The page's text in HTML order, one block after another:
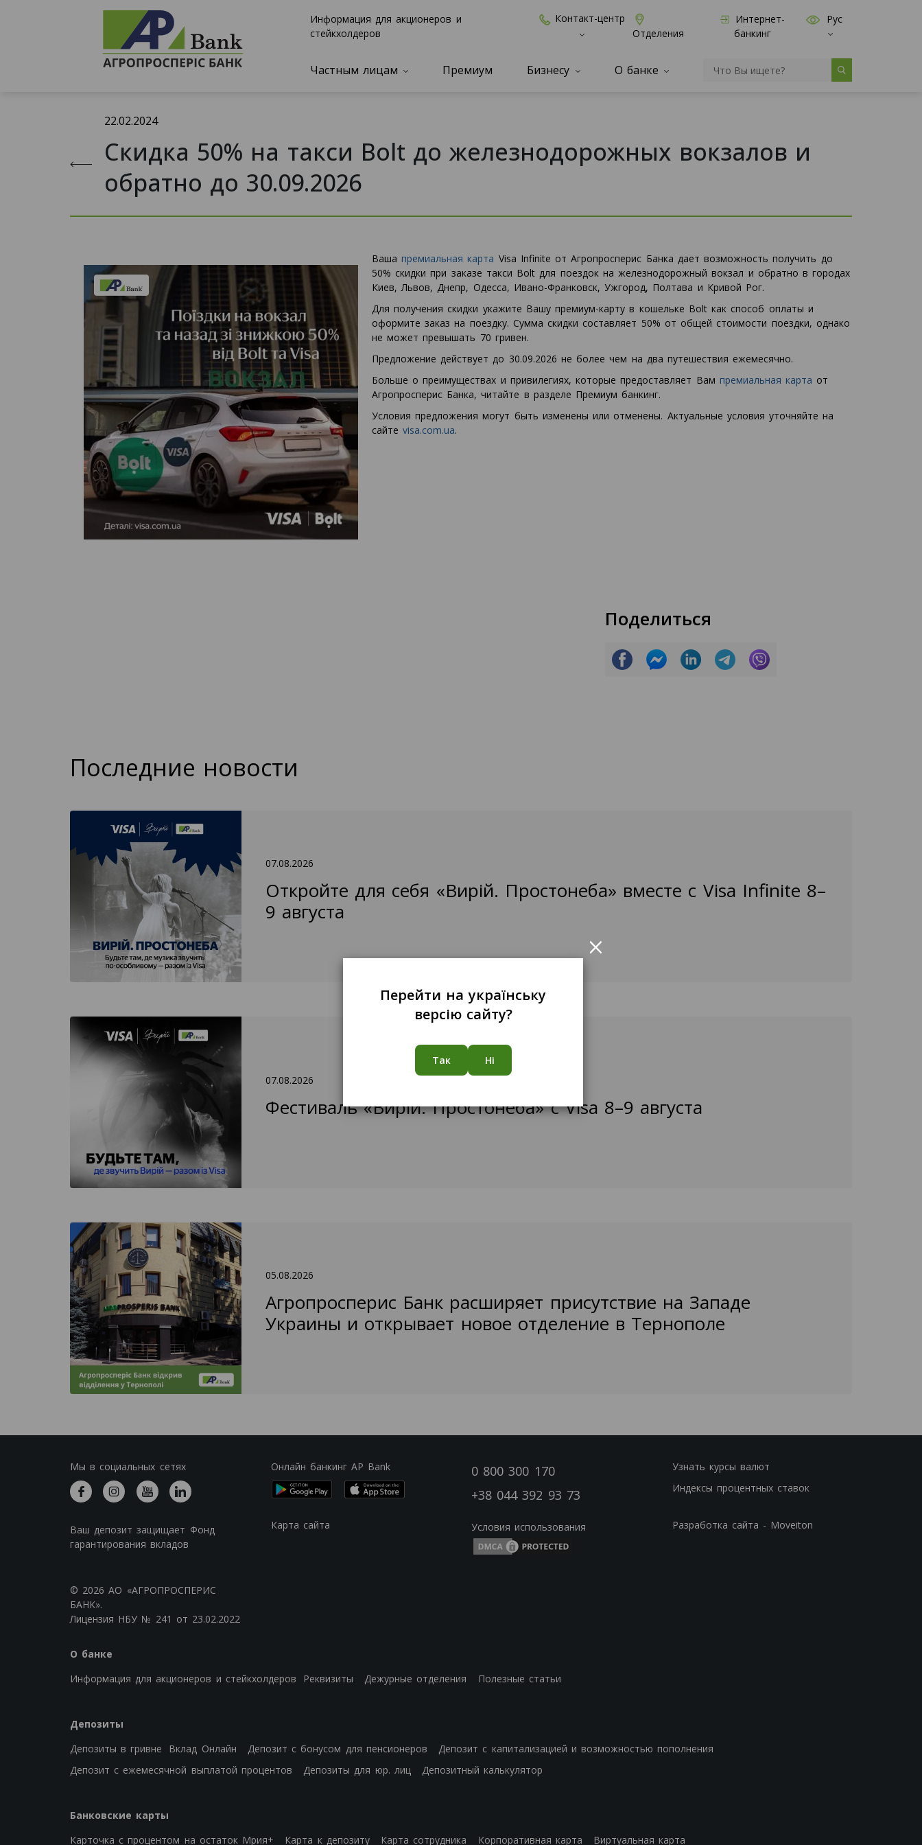
Информация для акционеров и
стейкхолдеров
Контакт-центр
Отделения
Интернет-
банкинг
Рус
Частным лицам Премиум Бизнесу О банке
22.02.2024
Скидка 50% на такси Bolt до железнодорожных вокзалов и
обратно до 30.09.2026
Ваша премиальная карта Visa Infinite от Агропросперис Банка дает возможность получить до
50% скидки при заказе такси Bolt для поездок на железнодорожный вокзал и обратно в городах
Киев, Львов, Днепр, Одесса, Ивано-Франковск, Ужгород, Полтава и Кривой Рог.
Для получения скидки укажите Вашу премиум-карту в кошельке Bolt как способ оплаты и
оформите заказ на поездку. Сумма скидки составляет 50% от общей стоимости поездки, однако
не может превышать 70 гривен.
Предложение действует до 30.09.2026 не более чем на два путешествия ежемесячно.
Больше о преимуществах и привилегиях, которые предоставляет Вам премиальная карта от
Агропросперис Банка, читайте в разделе Премиум банкинг.
Условия предложения могут быть изменены или отменены. Актуальные условия уточняйте на
сайтеvisa.com.ua.
Поделиться
Последние новости
07.08.2026
Откройте для себя «Вирій. Простонеба» вместе с Visa Infinite 8–
9 августа
07.08.2026
Фестиваль «Вирій. Простонеба» с Visa 8–9 августа
05.08.2026
Агропросперис Банк расширяет присутствие на Западе
Украины и открывает новое отделение в Тернополе
0 800 300 170
+38 044 392 93 73
Условия использования
Узнать курсы валют
Индексы процентных ставок
Разработка сайта - Moveiton
Онлайн банкинг AP Bank
Карта сайта
Мы в социальных сетях
Ваш депозит защищает Фонд
гарантирования вкладов
© 2026 АО «АГРОПРОСПЕРИС
БАНК».
Лицензия НБУ № 241 от 23.02.2022
О банке
Информация для акционеров и стейкхолдеров
Реквизиты Дежурные отделения Полезные статьи
Депозиты
Депозиты в гривне
Вклад Онлайн Депозит с бонусом для пенсионеров
Депозит с капитализацией и возможностью пополнения
Депозит с ежемесячной выплатой процентов
Депозиты для юр. лиц Депозитный калькулятор
Банковские карты
Карточка с процентом на остаток Мрия+
Карта к депозиту Карта сотрудника Корпоративная карта Виртуальная карта
×
Перейти на українську
версію сайту?
Так Ні